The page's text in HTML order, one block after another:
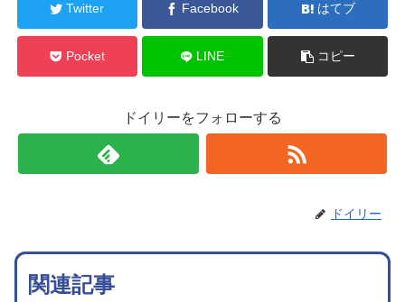
Twitter Facebook はてブ
Pocket LINE コピー
ドイリーをフォローする
ドイリー
関連記事